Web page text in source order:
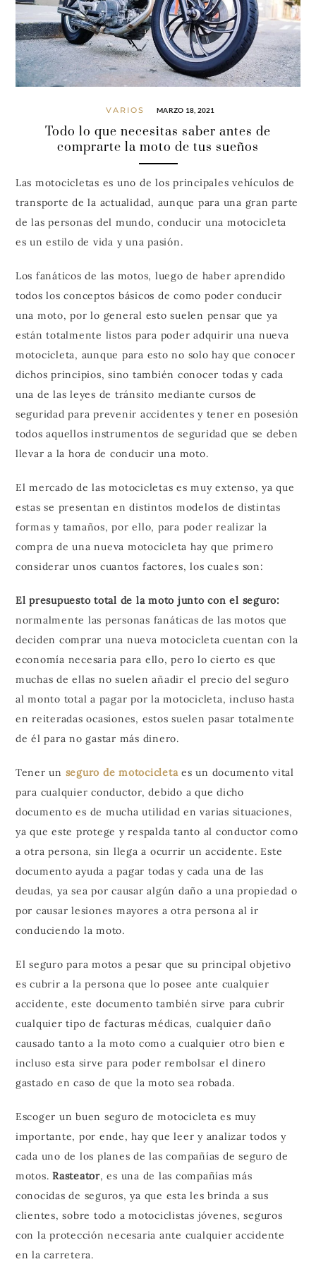
VARIOS MARZO 18, 2021
Todo lo que necesitas saber antes de
comprarte la moto de tus sueños
Las motocicletas es uno de los principales vehículos de
transporte de la actualidad, aunque para una gran parte
de las personas del mundo, conducir una motocicleta
es un estilo de vida y una pasión.
Los fanáticos de las motos, luego de haber aprendido
todos los conceptos básicos de como poder conducir
una moto, por lo general esto suelen pensar que ya
están totalmente listos para poder adquirir una nueva
motocicleta, aunque para esto no solo hay que conocer
dichos principios, sino también conocer todas y cada
una de las leyes de tránsito mediante cursos de
seguridad para prevenir accidentes y tener en posesión
todos aquellos instrumentos de seguridad que se deben
llevar a la hora de conducir una moto.
El mercado de las motocicletas es muy extenso, ya que
estas se presentan en distintos modelos de distintas
formas y tamaños, por ello, para poder realizar la
compra de una nueva motocicleta hay que primero
considerar unos cuantos factores, los cuales son:
El presupuesto total de la moto junto con el seguro:
normalmente las personas fanáticas de las motos que
deciden comprar una nueva motocicleta cuentan con la
economía necesaria para ello, pero lo cierto es que
muchas de ellas no suelen añadir el precio del seguro
al monto total a pagar por la motocicleta, incluso hasta
en reiteradas ocasiones, estos suelen pasar totalmente
de él para no gastar más dinero.
Tener un seguro de motocicletaes un documento vital
para cualquier conductor, debido a que dicho
documento es de mucha utilidad en varias situaciones,
ya que este protege y respalda tanto al conductor como
a otra persona, sin llega a ocurrir un accidente. Este
documento ayuda a pagar todas y cada una de las
deudas, ya sea por causar algún daño a una propiedad o
por causar lesiones mayores a otra persona al ir
conduciendo la moto.
El seguro para motos a pesar que su principal objetivo
es cubrir a la persona que lo posee ante cualquier
accidente, este documento también sirve para cubrir
cualquier tipo de facturas médicas, cualquier daño
causado tanto a la moto como a cualquier otro bien e
incluso esta sirve para poder rembolsar el dinero
gastado en caso de que la moto sea robada.
Escoger un buen seguro de motocicleta es muy
importante, por ende, hay que leer y analizar todos y
cada uno de los planes de las compañías de seguro de
motos.Rasteator, es una de las compañías más
conocidas de seguros, ya que esta les brinda a sus
clientes, sobre todo a motociclistas jóvenes, seguros
con la protección necesaria ante cualquier accidente
en la carretera.